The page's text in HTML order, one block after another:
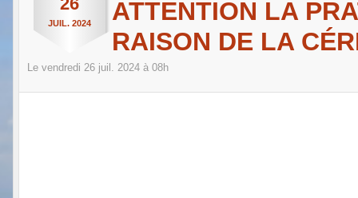
JUIL. 2024
ATTENTION LA
RAISON DE LA
Le vendredi 26 juil. 2024 à 08h